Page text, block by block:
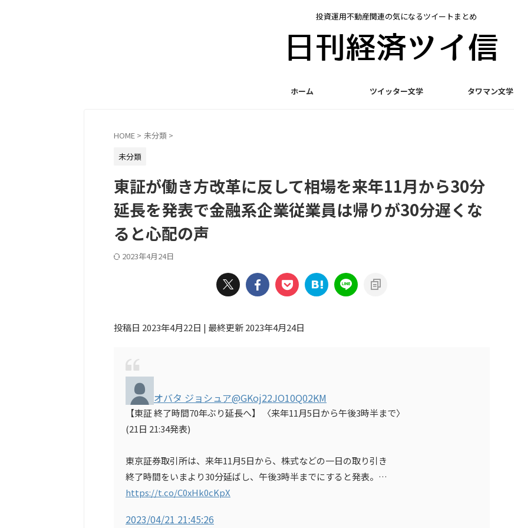
投資運用不動産関連の気になるツイートまとめ
ホーム ツイッター文学 タワマン文学
HOME > 未分類 >
未分類
東証が働き方改革に反して相場を来年11月から30分
延長を発表で金融系企業従業員は帰りが30分遅くな
ると心配の声
2023年4月24日
投稿日 2023年4月22日 | 最終更新 2023年4月24日
オバタ ジョシュア@GKoj22JO10Q02KM
【東証 終了時間70年ぶり延長へ】 〈来年11月5日から午後3時半まで〉
(21日 21:34発表)
東京証券取引所は、来年11月5日から、株式などの一日の取り引き
終了時間をいまより30分延ばし、午後3時半までにすると発表。…
https://t.co/C0xHk0cKpX
2023/04/21 21:45:26